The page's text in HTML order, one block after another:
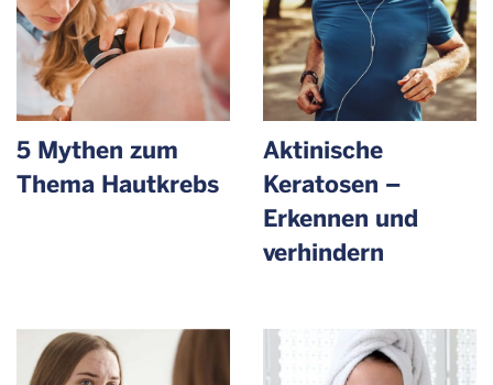
5 Mythen zum
Thema Hautkrebs
Aktinische
Keratosen –
Erkennen und
verhindern